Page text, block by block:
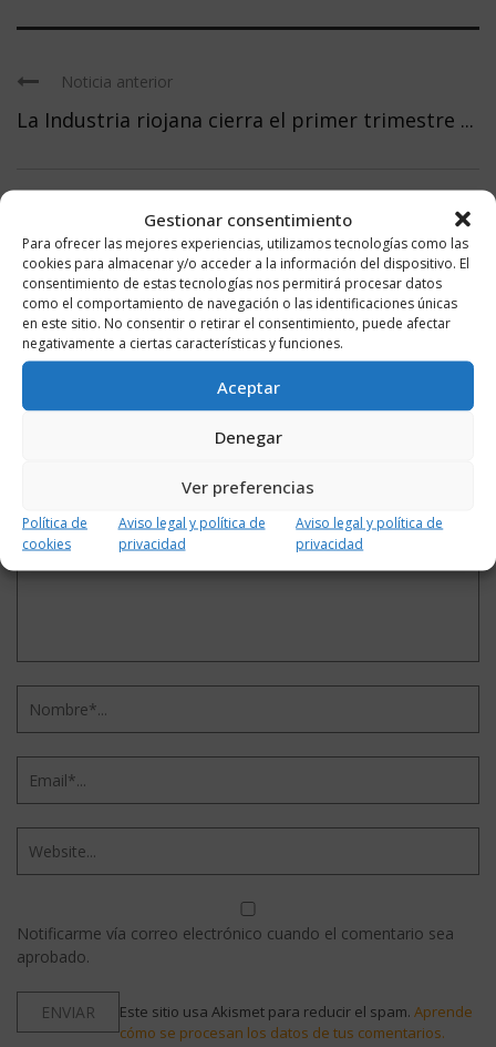
Gestionar consentimiento
Para ofrecer las mejores experiencias, utilizamos tecnologías como las
cookies para almacenar y/o acceder a la información del dispositivo. El
consentimiento de estas tecnologías nos permitirá procesar datos
como el comportamiento de navegación o las identificaciones únicas
en este sitio. No consentir o retirar el consentimiento, puede afectar
negativamente a ciertas características y funciones.
Aceptar
Denegar
Ver preferencias
Política de
cookies
Aviso legal y política de
privacidad
Aviso legal y política de
privacidad
Noticia anterior
La Industria riojana cierra el primer trimestre ...
Noticia siguiente
Ceniceros asegura en el Congreso Masters of ...
DEJA UN COMENTARIO
Notificarme vía correo electrónico cuando el comentario sea
aprobado.
Este sitio usa Akismet para reducir el spam. Aprende
cómo se procesan los datos de tus comentarios.